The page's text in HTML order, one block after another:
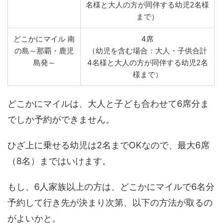
名様と大人の方が同伴する幼児2名様
まで）
どこかにマイル 南
の島～那覇・鹿児
島発～
4席
（幼児を含む場合：大人・子供合計
4名様と大人の方が同伴する幼児2名
様まで）
どこかにマイルは、大人と子ども合わせて6席分ま
でしか予約ができません。
ひざ上に乗せる幼児は2名までOKなので、最大6席
（8名）まではいけます。
もし、6人家族以上の方は、どこかにマイルで6名分
予約して行き先が決まり次第、以下の方法が取るの
がよいかと。